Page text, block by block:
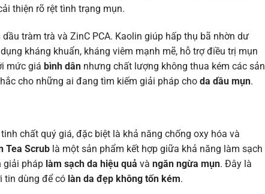
thiện rõ rệt tình trạng mụn.
tràm trà và ZinC PCA. Kaolin giúp hấp thụ bã nhờn dư
kháng khuẩn, kháng viêm mạnh mẽ, hỗ trợ điều trị mụn
mức giá bình dân nhưng chất lượng không thua kém các sản
cho những ai đang tìm kiếm giải pháp cho da dầu mụn.
chất quý giá, đặc biệt là khả năng chống oxy hóa và
Tea Scrub là một sản phẩm kết hợp giữa khả năng làm sạch
giải pháp làm sạch da hiệu quả và ngăn ngừa mụn. Đây là
tin dùng để có làn da đẹp không tốn kém.